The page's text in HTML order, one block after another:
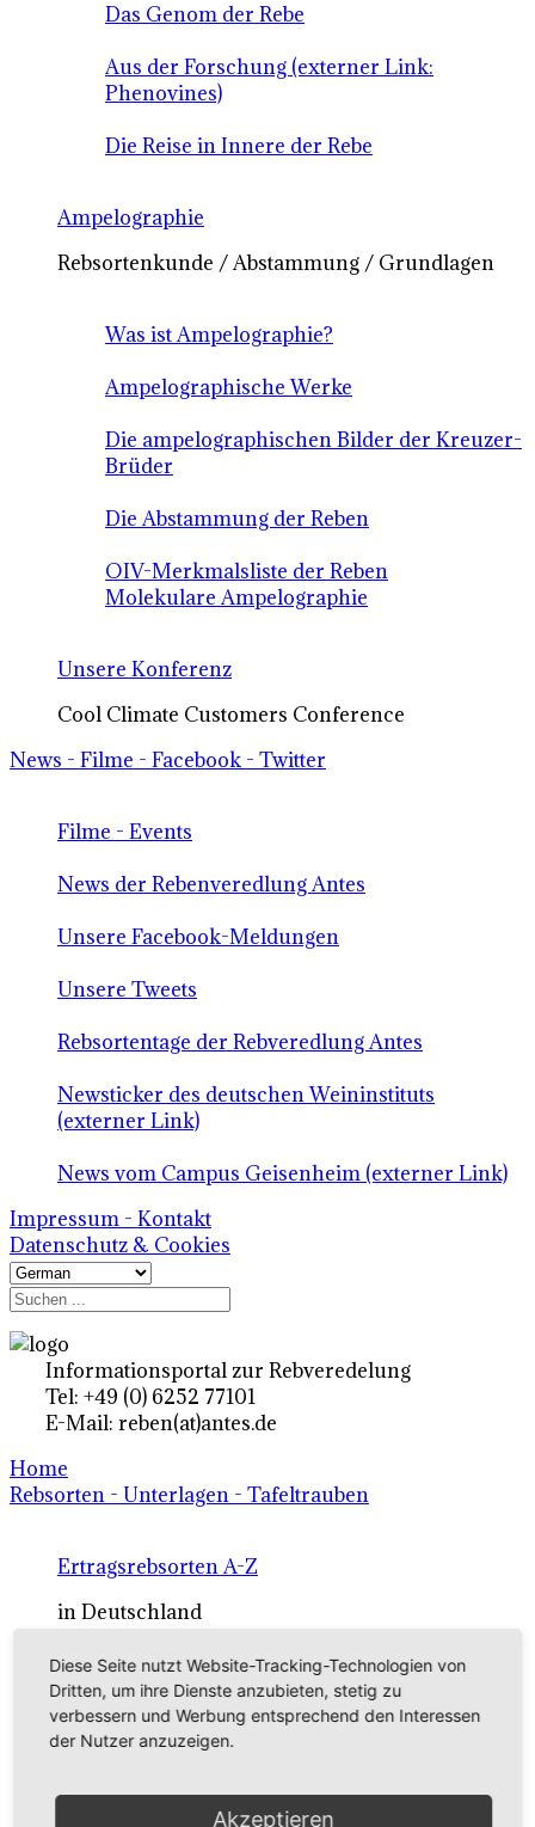
Das Genom der Rebe
Aus der Forschung (externer Link:
Phenovines)
Die Reise in Innere der Rebe
Ampelographie
Rebsortenkunde / Abstammung / Grundlagen
Was ist Ampelographie?
Ampelographische Werke
Die ampelographischen Bilder der Kreuzer-
Brüder
Die Abstammung der Reben
OIV-Merkmalsliste der Reben
Molekulare Ampelographie
Unsere Konferenz
Cool Climate Customers Conference
News - Filme - Facebook - Twitter
Filme - Events
News der Rebenveredlung Antes
Unsere Facebook-Meldungen
Unsere Tweets
Rebsortentage der Rebveredlung Antes
Newsticker des deutschen Weininstituts
(externer Link)
News vom Campus Geisenheim (externer Link)
Impressum - Kontakt
Datenschutz & Cookies
Informationsportal zur Rebveredelung
Tel: +49 (0) 6252 77101
E-Mail: reben(at)antes.de
Home
Rebsorten - Unterlagen - Tafeltrauben
Ertragsrebsorten A-Z
in Deutschland
Rebsorten international
externe Links
Tafeltraubensorten
Diese Seite nutzt Website-Tracking-Technologien von
Dritten, um ihre Dienste anzubieten, stetig zu
verbessern und Werbung entsprechend den Interessen
der Nutzer anzuzeigen.
Akzeptieren